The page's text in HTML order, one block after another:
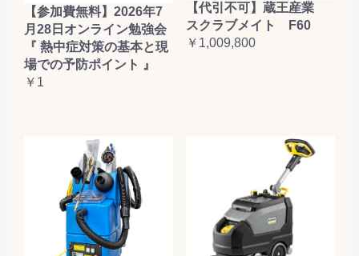
【参加費無料】2026年7
月28日オンライン勉強会
『 熱中症対策の基本と現
場での予防ポイント 』
￥1
【代引不可】蔵王産業
スクラブメイト F60
￥1,009,800